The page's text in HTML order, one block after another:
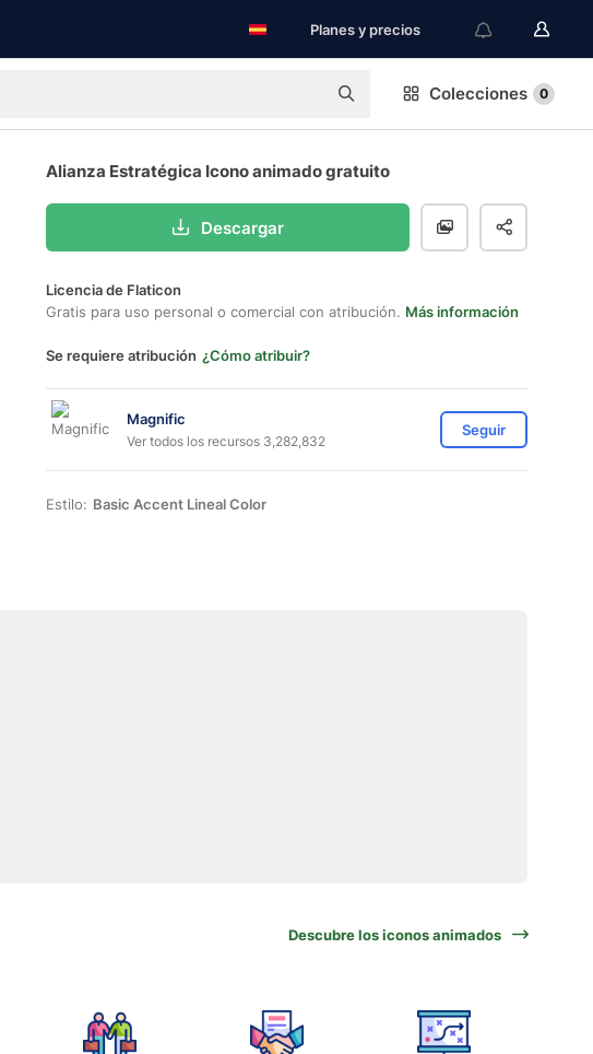
Planes y precios
Colecciones 0
Alianza Estratégica Icono animado gratuito
Descargar
Licencia de Flaticon
Gratis para uso personal o comercial con atribución. Más información
Se requiere atribución ¿Cómo atribuir?
Magnific
Ver todos los recursos 3,282,832
Seguir
Estilo: Basic Accent Lineal Color
Descubre los iconos animados